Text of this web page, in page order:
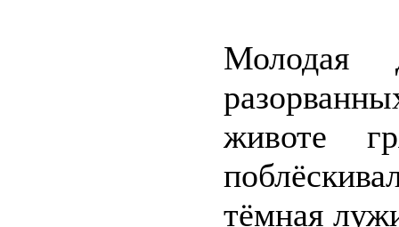
Молодая
животе
тёмная